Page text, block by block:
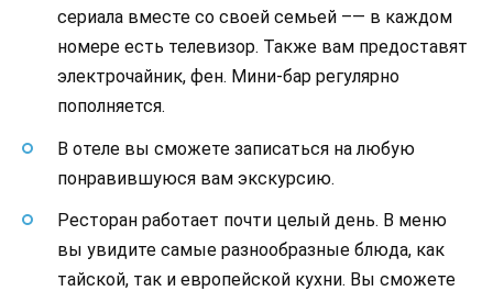
сериала вместе со своей семьей –— в каждом
номере есть телевизор. Также вам предоставят
электрочайник, фен. Мини-бар регулярно
пополняется.
В отеле вы сможете записаться на любую
понравившуюся вам экскурсию.
Ресторан работает почти целый день. В меню
вы увидите самые разнообразные блюда, как
тайской, так и европейской кухни. Вы сможете